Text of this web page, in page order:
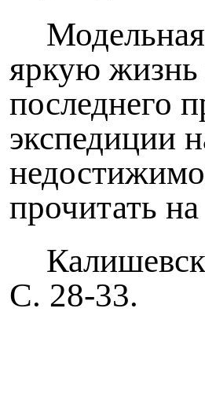
яркую жизнь
последнего
экспедиции
прочитать
С. 28-33.